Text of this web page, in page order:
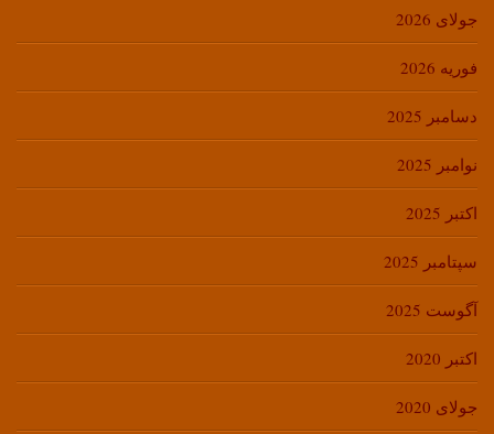
جولای 2026
فوریه 2026
دسامبر 2025
نوامبر 2025
اکتبر 2025
سپتامبر 2025
آگوست 2025
اکتبر 2020
جولای 2020